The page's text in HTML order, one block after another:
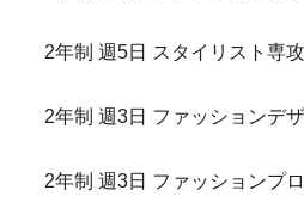
2年制 週5日 スタイリスト専攻
2年制 週3日 ファッションデ
2年制 週3日 ファッションプ